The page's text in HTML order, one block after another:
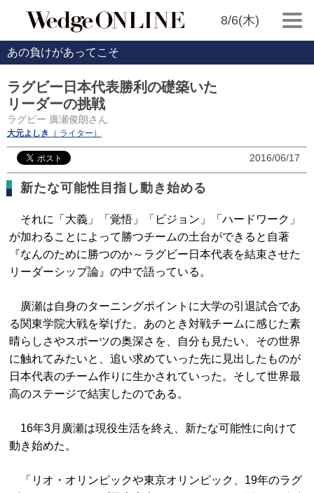
8/6(木)
あの負けがあってこそ
ラグビー日本代表勝利の礎築いた
リーダーの挑戦
ラグビー 廣瀬俊朗さん
大元よしき （ ライター）
2016/06/17
新たな可能性目指し動き始める
それに「大義」「覚悟」「ビジョン」「ハードワーク」
が加わることによって勝つチームの土台ができると自著
『なんのために勝つのか～ラグビー日本代表を結束させた
リーダーシップ論』の中で語っている。
廣瀬は自身のターニングポイントに大学の引退試合であ
る関東学院大戦を挙げた。あのとき対戦チームに感じた素
晴らしさやスポーツの奥深さを、自分も見たい、その世界
に触れてみたいと、追い求めていった先に見出したものが
日本代表のチーム作りに生かされていった。そして世界最
高のステージで結実したのである。
16年3月廣瀬は現役生活を終え、新たな可能性に向けて
動き始めた。
「リオ・オリンピックや東京オリンピック、19年のラグ